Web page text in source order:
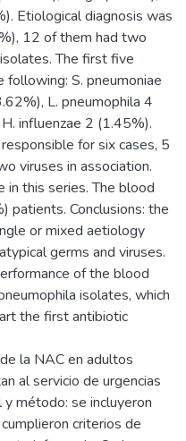
Etiological diagnosis was
12 of them had two
The first five
S. pneumoniae
L. pneumophila 4
influenzae 2 (1.45%).
for six cases, 5
viruses in association.
this series. The blood
patients. Conclusions: the
or mixed aetiology
germs and viruses.
of the blood
isolates, which
the first antibiotic
la NAC en adultos
al servicio de urgencias
y método: se incluyeron
criterios de